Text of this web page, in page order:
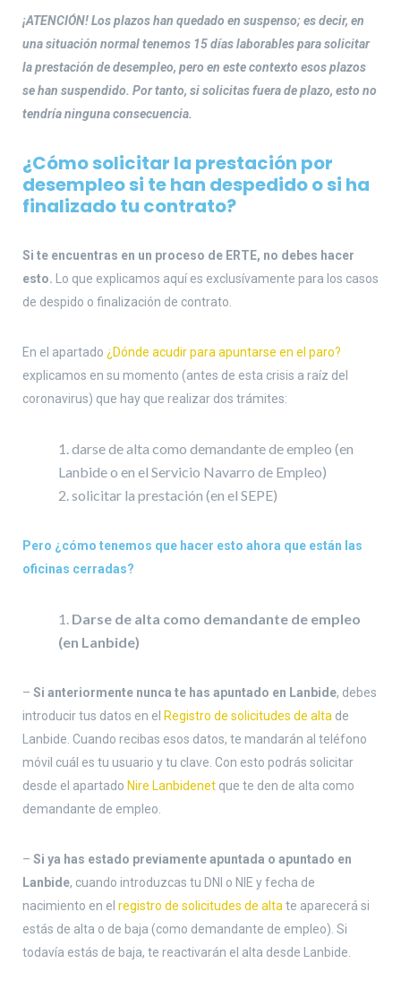
¡ATENCIÓN! Los plazos han quedado en suspenso; es decir, en
una situación normal tenemos 15 días laborables para solicitar
la prestación de desempleo, pero en este contexto esos plazos
se han suspendido. Por tanto, si solicitas fuera de plazo, esto no
tendría ninguna consecuencia.
¿Cómo solicitar la prestación por
desempleo si te han despedido o si ha
finalizado tu contrato?
Si te encuentras en un proceso de ERTE, no debes hacer
esto. Lo que explicamos aquí es exclusívamente para los casos
de despido o finalización de contrato.
En el apartado ¿Dónde acudir para apuntarse en el paro?
explicamos en su momento (antes de esta crisis a raíz del
coronavirus) que hay que realizar dos trámites:
darse de alta como demandante de empleo (en
Lanbide o en el Servicio Navarro de Empleo)
solicitar la prestación (en el SEPE)
Pero ¿cómo tenemos que hacer esto ahora que están las
oficinas cerradas?
Darse de alta como demandante de empleo
(en Lanbide)
– Si anteriormente nunca te has apuntado en Lanbide, debes
introducir tus datos en el Registro de solicitudes de alta de
Lanbide. Cuando recibas esos datos, te mandarán al teléfono
móvil cuál es tu usuario y tu clave. Con esto podrás solicitar
desde el apartado Nire Lanbidenet que te den de alta como
demandante de empleo.
– Si ya has estado previamente apuntada o apuntado en
Lanbide, cuando introduzcas tu DNI o NIE y fecha de
nacimiento en el registro de solicitudes de alta te aparecerá si
estás de alta o de baja (como demandante de empleo). Si
todavía estás de baja, te reactivarán el alta desde Lanbide.